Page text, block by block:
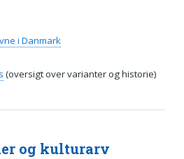
i Danmark
(oversigt over varianter og historie)
og kulturarv